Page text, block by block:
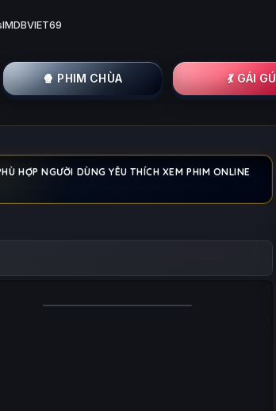
IMDBVIET69
🍿 PHIM CHÙA 💃 GÁI GÚ
HỢP NGƯỜI DÙNG YÊU THÍCH XEM PHIM ONLINE